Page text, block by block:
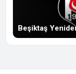
Beşiktaş